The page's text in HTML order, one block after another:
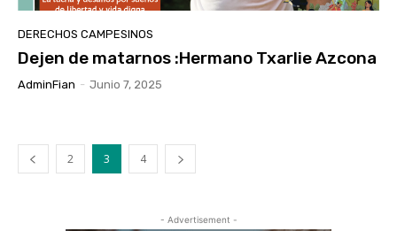
DERECHOS CAMPESINOS
Dejen de matarnos :Hermano Txarlie Azcona
AdminFian - Junio 7, 2025
2 3 4
- Advertisement -